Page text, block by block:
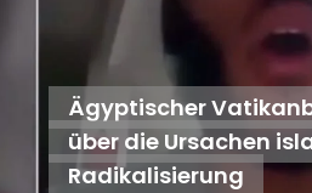
Ägyptischer
über die Ursachen
Radikalisierung